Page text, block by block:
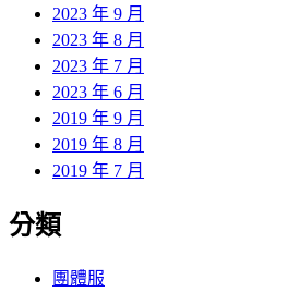
2023 年 9 月
2023 年 8 月
2023 年 7 月
2023 年 6 月
2019 年 9 月
2019 年 8 月
2019 年 7 月
分類
團體服